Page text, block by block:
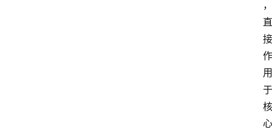
，
直
接
作
用
于
核
心